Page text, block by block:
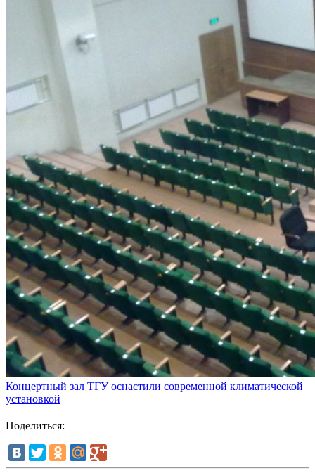
Концертный зал ТГУ оснастили современной климатической
установкой
Поделиться: